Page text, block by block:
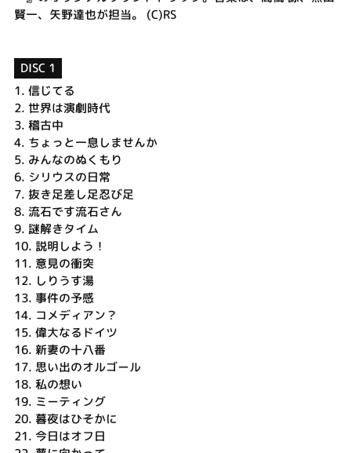
賢一、矢野達也が担当。 (C)RS
DISC 1
1. 信じてる
2. 世界は演劇時代
3. 稽古中
4. ちょっと一息しませんか
5. みんなのぬくもり
6. シリウスの日常
7. 抜き足差し足忍び足
8. 流石です流石さん
9. 謎解きタイム
10. 説明しよう！
11. 意見の衝突
12. しりうす湯
13. 事件の予感
14. コメディアン？
15. 偉大なるドイツ
16. 新妻の十八番
17. 思い出のオルゴール
18. 私の想い
19. ミーティング
20. 暮夜はひそかに
21. 今日はオフ日